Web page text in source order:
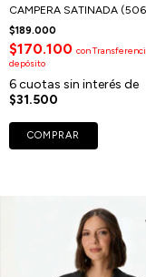
CAMPERA SATINADA
$189.000
$170.100 con
depósito
6cuotas sin interés de
$31.500
COMPRAR